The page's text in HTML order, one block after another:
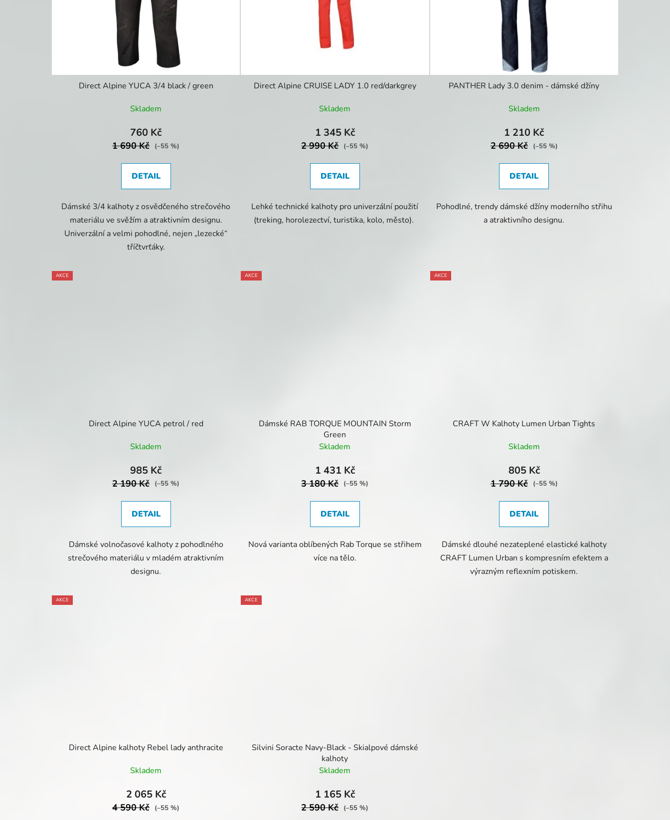
Direct Alpine YUCA 3/4 black / green
Skladem
760 Kč
1 690 Kč (–55 %)
DETAIL
Dámské 3/4 kalhoty z osvědčeného strečového
materiálu ve svěžím a atraktivním designu.
Univerzální a velmi pohodlné, nejen „lezecké“
tříčtvrťáky.
Direct Alpine CRUISE LADY 1.0 red/darkgrey
Skladem
1 345 Kč
2 990 Kč (–55 %)
DETAIL
Lehké technické kalhoty pro univerzální použití
(treking, horolezectví, turistika, kolo, město).
PANTHER Lady 3.0 denim - dámské džíny
Skladem
1 210 Kč
2 690 Kč (–55 %)
DETAIL
Pohodlné, trendy dámské džíny moderního střihu
a atraktivního designu.
AKCE
Direct Alpine YUCA petrol / red
Skladem
985 Kč
2 190 Kč (–55 %)
DETAIL
Dámské volnočasové kalhoty z pohodlného
strečového materiálu v mladém atraktivním
designu.
AKCE
Dámské RAB TORQUE MOUNTAIN Storm
Green
Skladem
1 431 Kč
3 180 Kč (–55 %)
DETAIL
Nová varianta oblíbených Rab Torque se střihem
více na tělo.
AKCE
CRAFT W Kalhoty Lumen Urban Tights
Skladem
805 Kč
1 790 Kč (–55 %)
DETAIL
Dámské dlouhé nezateplené elastické kalhoty
CRAFT Lumen Urban s kompresním efektem a
výrazným reflexním potiskem.
AKCE
Direct Alpine kalhoty Rebel lady anthracite
Skladem
2 065 Kč
4 590 Kč (–55 %)
AKCE
Silvini Soracte Navy-Black - Skialpové dámské
kalhoty
Skladem
1 165 Kč
2 590 Kč (–55 %)